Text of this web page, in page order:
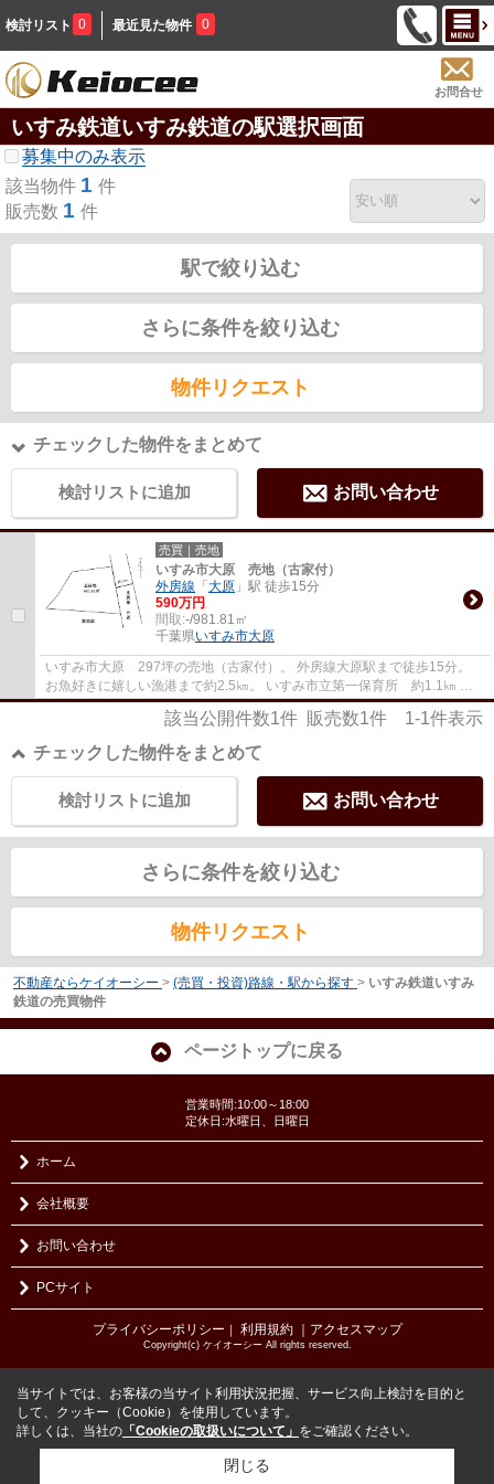
検討リスト 0 最近見た物件 0
お問合せ
いすみ鉄道いすみ鉄道の駅選択画面
募集中のみ表示
該当物件 1 件
販売数 1 件
駅で絞り込む
さらに条件を絞り込む
物件リクエスト
チェックした物件をまとめて
検討リストに追加 お問い合わせ
売買｜売地
いすみ市大原 売地（古家付）
外房線 「 大原 」駅 徒歩15分
590万円
間取:-/981.81㎡
千葉県いすみ市大原
いすみ市大原 297坪の売地（古家付）。 外房線大原駅まで徒歩15分。
お魚好きに嬉しい漁港まで約2.5㎞。 いすみ市立第一保育所 約1.1㎞ 大
原小学校 約1㎞ 大原中学校 約1.6㎞ 大原...
該当公開件数1件 販売数1件 1-1件表示
チェックした物件をまとめて
お問い合わせ
検討リストに追加
さらに条件を絞り込む
物件リクエスト
不動産ならケイオーシー > (売買・投資)路線・駅から探す > いすみ鉄道いすみ
鉄道の売買物件
ページトップに戻る
営業時間:10:00～18:00
定休日:水曜日、日曜日
ホーム
会社概要
お問い合わせ
PCサイト
プライバシーポリシー ｜ 利用規約 ｜アクセスマップ
Copyright(c) ケイオーシー All rights reserved.
当サイトでは、お客様の当サイト利用状況把握、サービス向上検討を目的と
して、クッキー（Cookie）を使用しています。
詳しくは、当社の 「Cookieの取扱いについて」 をご確認ください。
閉じる